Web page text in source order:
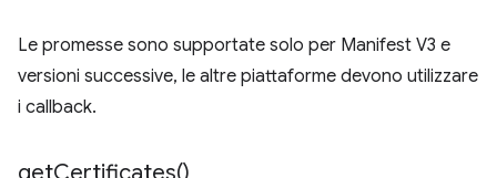
Le promesse sono supportate solo per Manifest V3 e
versioni successive, le altre piattaforme devono utilizzare
i callback.